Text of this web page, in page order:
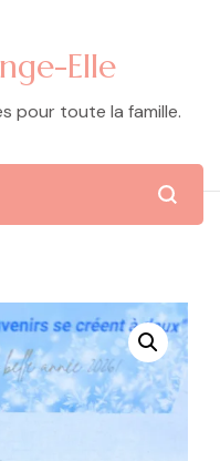
Elle
pour toute la famille.